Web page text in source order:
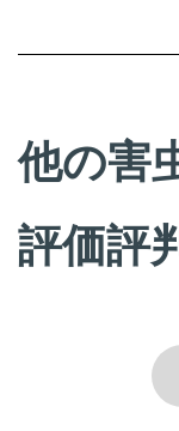
他の害
評価評